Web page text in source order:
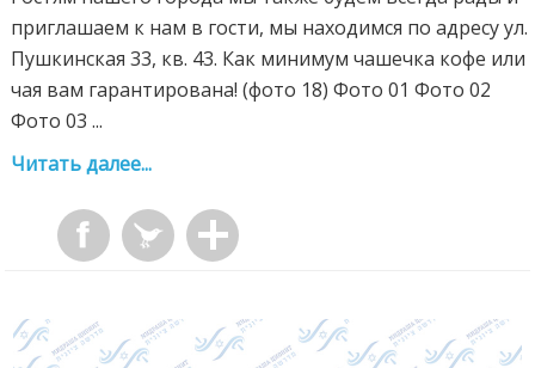
приглашаем к нам в гости, мы находимся по адресу ул.
Пушкинская 33, кв. 43. Как минимум чашечка кофе или
чая вам гарантирована! (фото 18) Фото 01 Фото 02
Фото 03 ...
Читать далее...